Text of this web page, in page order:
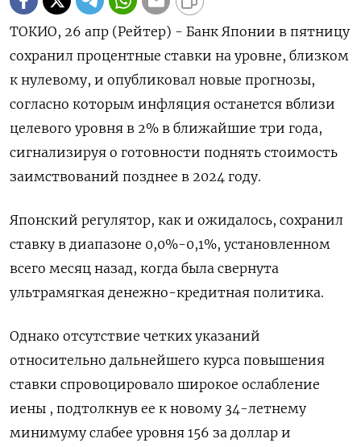
ТОКИО, 26 апр (Рейтер) - Банк Японии в пятницу
сохранил процентные ставки на уровне, близком
к нулевому, и опубликовал новые прогнозы,
согласно которым инфляция останется вблизи
целевого уровня в 2% в ближайшие три года,
сигнализируя о готовности поднять стоимость
заимствований позднее в 2024 году.
Японский регулятор, как и ожидалось, сохранил
ставку в диапазоне 0,0%-0,1%, установленном
всего месяц назад, когда была свернута
ультрамягкая денежно-кредитная политика.
Однако отсутствие четких указаний
относительно дальнейшего курса повышения
ставки спровоцировало широкое ослабление
иены , подтолкнув ее к новому 34-летнему
минимуму слабее уровня 156 за доллар и